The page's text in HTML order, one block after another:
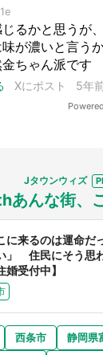
Jタウンウィズ
あんな街、
に来るのは運命
」 住民にそう思
婚受付中】
西条市 静岡県